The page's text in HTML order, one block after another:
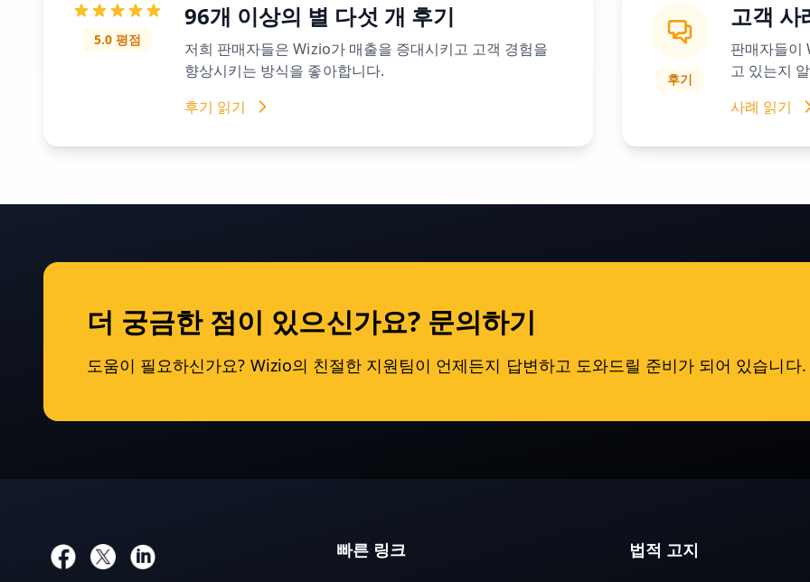
5.0 평점
96개 이상의 별 다섯 개 후기
저희 판매자들은 Wizio가 매출을 증대시키고 고객 경험을
향상시키는 방식을 좋아합니다.
후기 읽기
후기
고객 사
판매자들이
고 있는지
사례 읽기
더 궁금한 점이 있으신가요? 문의하기
도움이 필요하신가요? Wizio의 친절한 지원팀이 언제든지 답변하고 도와드릴 준비가 되어 있습니다.
빠른 링크 법적 고지